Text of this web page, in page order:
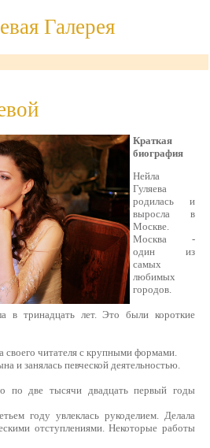
Галерея
Краткая
биография
Нейла
Гуляева
родилась и
выросла в
Москве.
Москва -
один из
самых
любимых
городов.
в тринадцать лет. Это были короткие
своего читателя с крупными формами.
и занялась певческой деятельностью.
по две тысячи двадцать первый годы
году увлеклась рукоделием. Делала
отступлениями. Некоторые работы